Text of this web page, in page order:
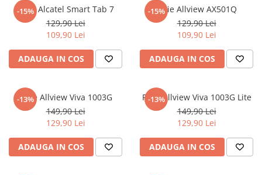
LG
Meizu
Microsoft
Motorola
Nokia
Samsung
T-Mobile
Tecno
UGEE
Umidigi
Subaru
Tesla
Volkswagen
Volvo
-15%
Folie Alcatel Smart Tab 7
129,90 Lei
109,90 Lei
ADAUGA IN COS
-15%Folie Allview AX501Q
129,90 Lei
109,90 Lei
ADAUGA IN COS
-13%
Folie Allview Viva 1003G
149,90 Lei
129,90 Lei
ADAUGA IN COS
-13%
Folie Allview Viva 1003G Lite
149,90 Lei
129,90 Lei
ADAUGA IN COS